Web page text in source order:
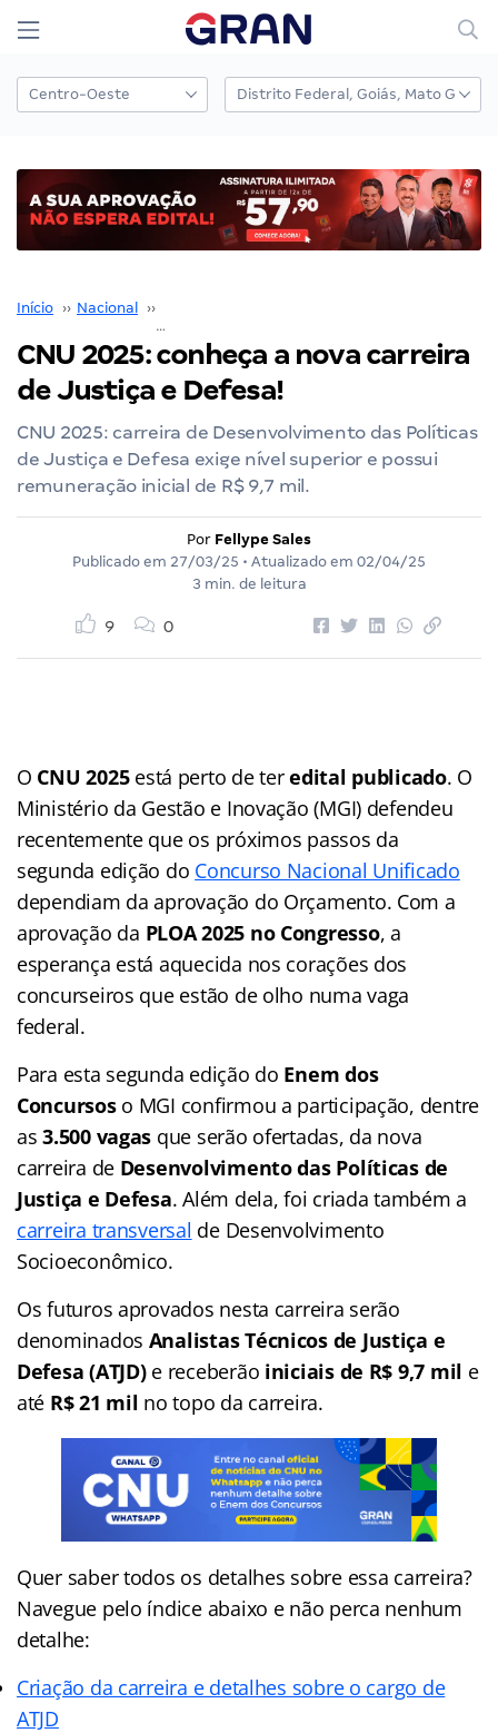
Início ›› Nacional ››
CNU 2025: conheça a nova carreira
de Justiça e Defesa!
CNU 2025: carreira de Desenvolvimento das Políticas
de Justiça e Defesa exige nível superior e possui
remuneração inicial de R$ 9,7 mil.
Por Fellype Sales
Publicado em 27/03/25 • Atualizado em 02/04/25
3 min. de leitura
9 0
O CNU 2025está perto de teredital publicado. O
Ministério da Gestão e Inovação (MGI) defendeu
recentemente que os próximos passos da
segunda edição do Concurso Nacional Unificado
dependiam da aprovação do Orçamento. Com a
aprovação da PLOA 2025 no Congresso, a
esperança está aquecida nos corações dos
concurseiros que estão de olho numa vaga
federal.
Para esta segunda edição do Enem dos
Concursoso MGI confirmou a participação, dentre
as 3.500 vagas que serão ofertadas, da nova
carreira de Desenvolvimento das Políticas de
Justiça e Defesa. Além dela, foi criada também a
carreira transversal de Desenvolvimento
Socioeconômico.
Os futuros aprovados nesta carreira serão
denominados Analistas Técnicos de Justiça e
Defesa (ATJD)e receberão iniciais de R$ 9,7 mil e
até R$ 21 mil no topo da carreira.
Quer saber todos os detalhes sobre essa carreira?
Navegue pelo índice abaixo e não perca nenhum
detalhe:
Criação da carreira e detalhes sobre o cargo de
ATJD